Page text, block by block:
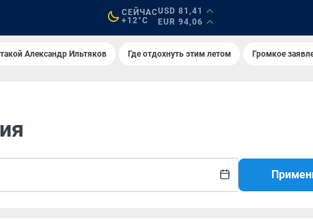
СЕЙЧАС
+12°C
USD 81,41
EUR 94,06
Александр Ильтяков Где отдохнуть этим летом Громкое